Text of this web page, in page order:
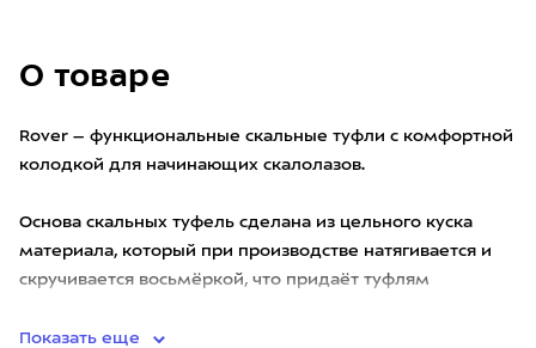
О товаре
Rover – функциональные скальные туфли с комфортной
колодкой для начинающих скалолазов.
Основа скальных туфель сделана из цельного куска
материала, который при производстве натягивается и
скручивается восьмёркой, что придаёт туфлям
Показать еще